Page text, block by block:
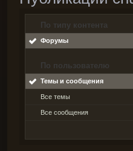
По типу контента
Форумы
По пользователю
Темы и сообщения
Все темы
Все сообщения